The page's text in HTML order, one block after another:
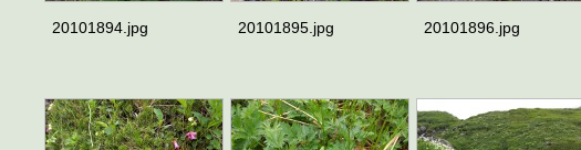
20101894.jpg 20101895.jpg 20101896.jpg